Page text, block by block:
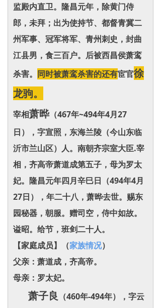
监殿内直卫。隆昌元年，除黄门侍
郎，未拜；出为使持节、都督青冀二
州军事、冠军将军、青州刺史，封曲
江县男，食三百户。后被西昌侯萧鸾
杀害。 同时被萧鸾杀害的还有宦官徐
龙驹。
宰相萧晔（467年~494年4月27
日），字宣照，东海兰陵（今山东临
沂市兰山区）人。南朝齐宗室大臣.宰
相，齐高帝萧道成第五子，母为罗太
妃。隆昌元年四月辛巳日（494年4月
27日），年二十八，萧晔去世。赐东
园秘器，朝服。赠司空，侍中如故。
谥昭。给节，班剑二十人。
【家庭成员】（家族情况）
父亲：萧道成，齐高帝。
母亲：罗太妃。
萧子良 （460年-494年），字云